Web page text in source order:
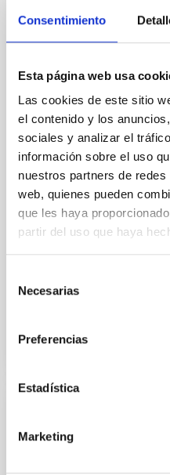
Consentimiento
Esta página web usa
Las cookies de este sitio
el contenido y los
sociales y analizar el
información sobre el uso
nuestros partners de
web, quienes pueden
que les haya
partir del uso que haya
Necesarias
Preferencias
Estadística
Marketing
CON ÁRBITRO
Joining forces: 30
quadruply-imaged
2237+0305, the Einstein
observations from
hemispheres and using
technique. This
from the lens system to
sky background level
Shalyapin, V. N. et al.
CONCERTO: